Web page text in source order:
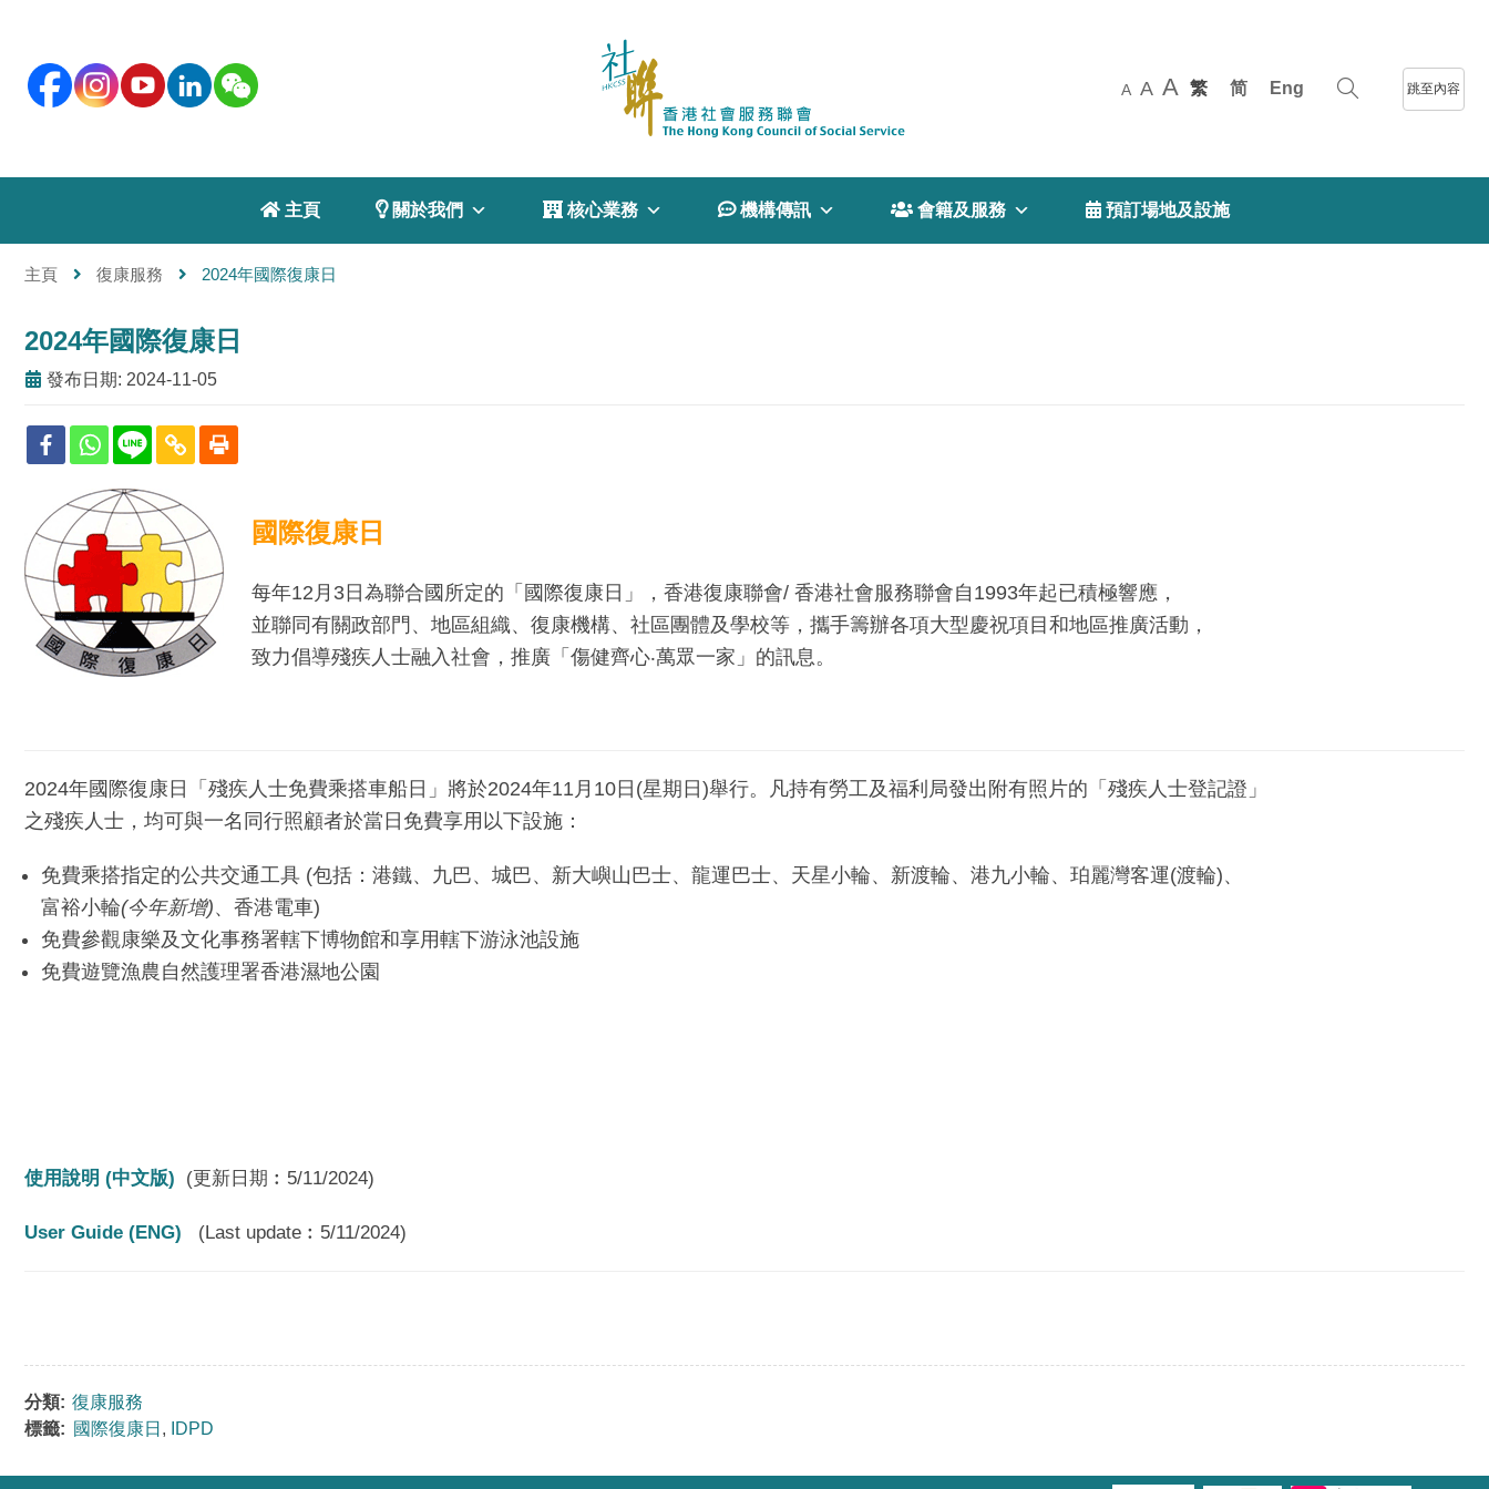
A A A 繁 简 Eng 跳至內容
 主頁  關於我們  核心業務  機構傳訊  會籍及服務  預訂場地及設施
主頁 復康服務 2024年國際復康日
2024年國際復康日
發布日期: 2024-11-05
國際復康日
每年12月3日為聯合國所定的「國際復康日」，香港復康聯會/ 香港社會服務聯會自1993年起已積極響應，
並聯同有關政部門、地區組織、復康機構、社區團體及學校等，攜手籌辦各項大型慶祝項目和地區推廣活動，
致力倡導殘疾人士融入社會，推廣「傷健齊心‧萬眾一家」的訊息。
2024年國際復康日「殘疾人士免費乘搭車船日」將於2024年11月10日(星期日)舉行。凡持有勞工及福利局發出附有照片的「殘疾人士登記證」
之殘疾人士，均可與一名同行照顧者於當日免費享用以下設施：
免費乘搭指定的公共交通工具 (包括：港鐵、九巴、城巴、新大嶼山巴士、龍運巴士、天星小輪、新渡輪、港九小輪、珀麗灣客運(渡輪)、
富裕小輪(今年新增)、香港電車)
免費參觀康樂及文化事務署轄下博物館和享用轄下游泳池設施
免費遊覽漁農自然護理署香港濕地公園
使用說明 (中文版) (更新日期︰ 5/11/2024)
User Guide (ENG) (Last update ︰ 5/11/2024)
分類: 復康服務
標籤: 國際復康日 , IDPD